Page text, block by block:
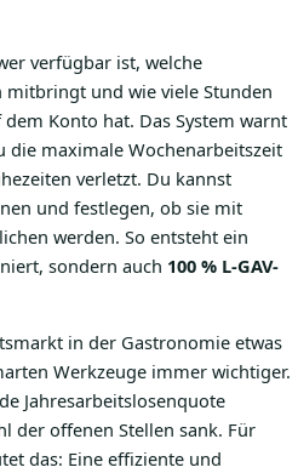
verfügbar ist, welche
und wie viele Stunden
Konto hat. Das System warnt
die maximale Wochenarbeitszeit
verletzt. Du kannst
und festlegen, ob sie mit
werden. So entsteht ein
sondern auch 100 % L-GAV-
in der Gastronomie etwas
Werkzeuge immer wichtiger.
Jahresarbeitslosenquote
der offenen Stellen sank. Für
das: Eine effiziente und